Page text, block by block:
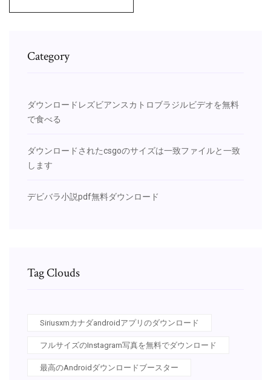
Category
ダウンロードレズビアンスカトロブラジルビデオを無料
で食べる
ダウンロードされたcsgoのサイズは一致ファイルと一致
します
デビバラ小説pdf無料ダウンロード
Tag Clouds
Siriusxmカナダandroidアプリのダウンロード
フルサイズのInstagram写真を無料でダウンロード
最高のAndroidダウンロードブースター